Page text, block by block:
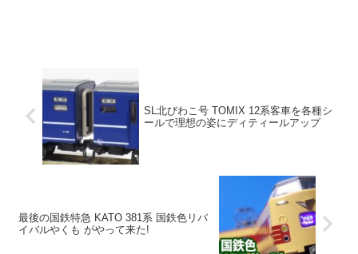
SL北びわこ号 TOMIX 12系客車を各種シ
ールで理想の姿にディティールアップ
最後の国鉄特急 KATO 381系 国鉄色リバ
イバルやくも がやって来た!